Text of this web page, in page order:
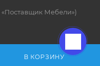
В КОРЗИНУ
Мебели»)